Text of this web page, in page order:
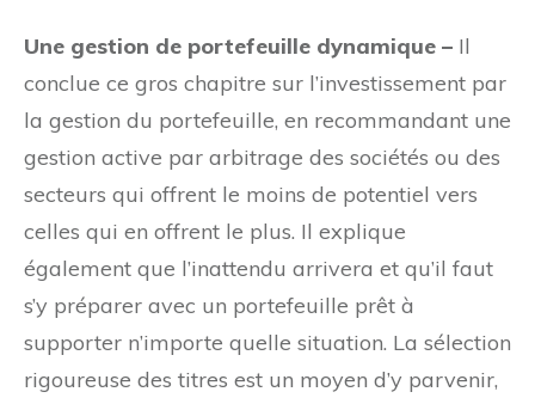
Une gestion de portefeuille dynamique – Il
conclue ce gros chapitre sur l’investissement par
la gestion du portefeuille, en recommandant une
gestion active par arbitrage des sociétés ou des
secteurs qui offrent le moins de potentiel vers
celles qui en offrent le plus. Il explique
également que l’inattendu arrivera et qu’il faut
s’y préparer avec un portefeuille prêt à
supporter n’importe quelle situation. La sélection
rigoureuse des titres est un moyen d’y parvenir,